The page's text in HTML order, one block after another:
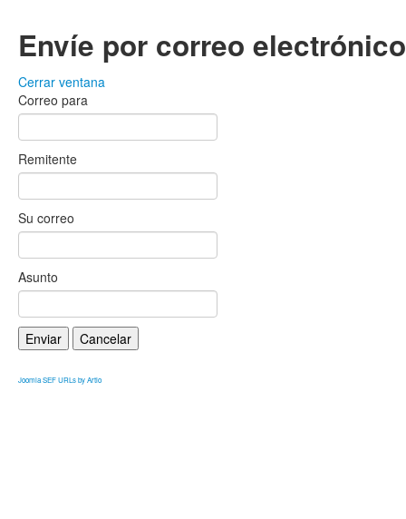
Envíe por correo
Cerrar ventana
Correo para
Remitente
Su correo
Asunto
Enviar Cancelar
Joomla SEF URLs by Artio